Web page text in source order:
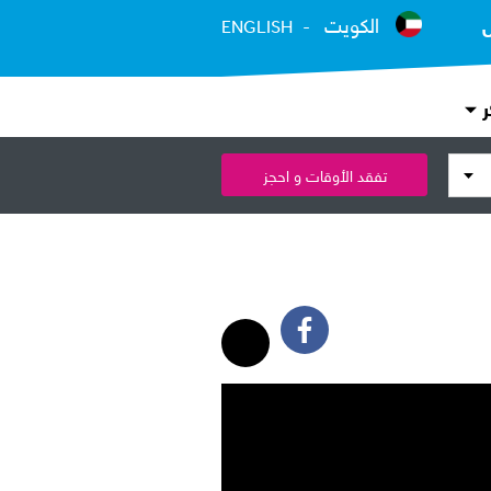
الكويت ENGLISH
تفقد الأوقات و احجز